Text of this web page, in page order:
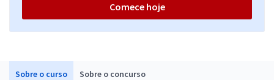
Sobre o curso Sobre o concurso
Comece hoje